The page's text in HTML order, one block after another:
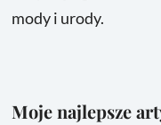
mody i urody.
Moje najlepsze